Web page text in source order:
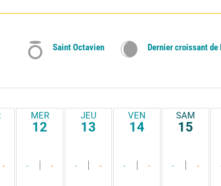
Saint Octavien Dernier croissant de
-
MER
12
- -
JEU
13
- -
VEN
14
- -
SAM
15
- -